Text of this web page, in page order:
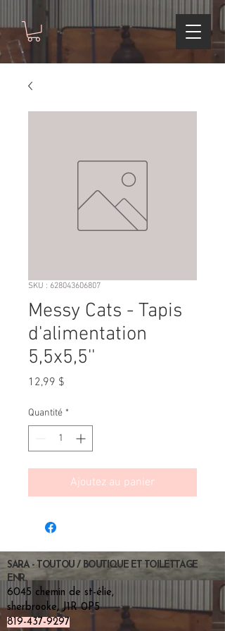
SKU : 628043606807
Messy Cats - Tapis
d'alimentation
5,5x5,5''
12,99 $
Quantité *
Ajoutez au panier
SARA - TOUTOU / BOUTIQUE ET TOILETTAGE
ENR.
6045 chemin de st-élie,
sherbrooke, J1R 0P5
819-437-9297